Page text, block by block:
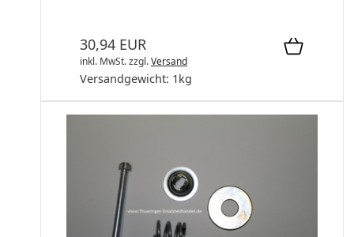
30,94 EUR
inkl. MwSt.zzgl.Versand
Versandgewicht: 1 kg